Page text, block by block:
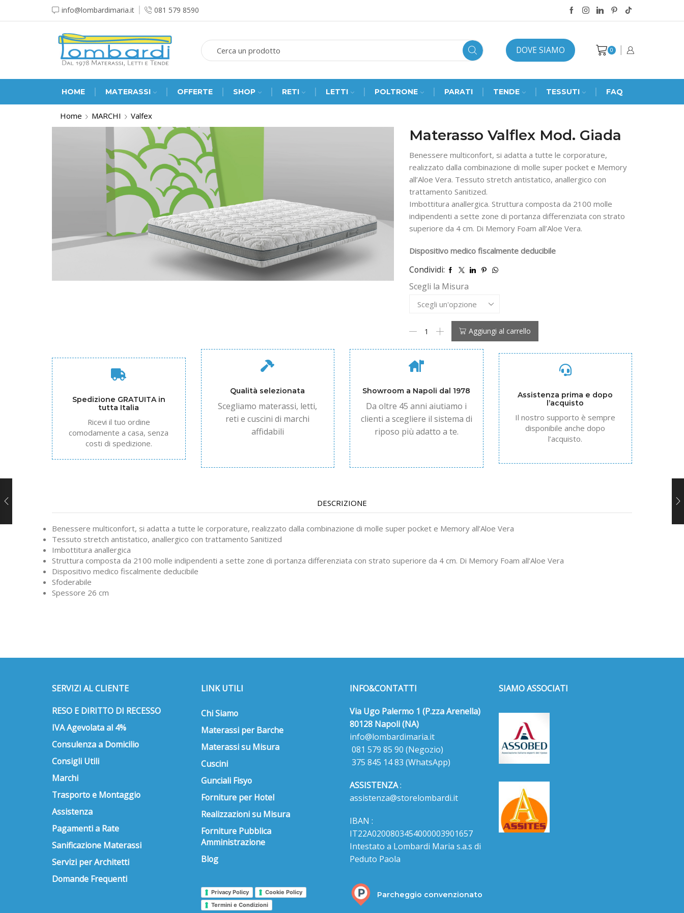
info@lombardimaria.it 081 579 8590
DOVE SIAMO 0
HOME MATERASSI OFFERTE SHOP RETI LETTI POLTRONE PARATI TENDE TESSUTI FAQ
Home MARCHI Valfex
Materasso Valflex Mod. Giada
Benessere multiconfort, si adatta a tutte le corporature,
realizzato dalla combinazione di molle super pocket e Memory
all’Aloe Vera. Tessuto stretch antistatico, anallergico con
trattamento Sanitized.
Imbottitura anallergica. Struttura composta da 2100 molle
indipendenti a sette zone di portanza differenziata con strato
superiore da 4 cm. Di Memory Foam all’Aloe Vera.
Dispositivo medico fiscalmente deducibile
Condividi:
Scegli la Misura
Materasso
Valflex
Mod.
Giada
quantità
Aggiungi al carrello
Spedizione GRATUITA in
tutta Italia
Ricevi il tuo ordine
comodamente a casa, senza
costi di spedizione.
Qualità selezionata
Scegliamo materassi, letti,
reti e cuscini di marchi
affidabili
Showroom a Napoli dal 1978
Da oltre 45 anni aiutiamo i
clienti a scegliere il sistema di
riposo più adatto a te.
Assistenza prima e dopo
l’acquisto
Il nostro supporto è sempre
disponibile anche dopo
l’acquisto.
DESCRIZIONE
Benessere multiconfort, si adatta a tutte le corporature, realizzato dalla combinazione di molle super pocket e Memory all’Aloe Vera
Tessuto stretch antistatico, anallergico con trattamento Sanitized
Imbottitura anallergica
Struttura composta da 2100 molle indipendenti a sette zone di portanza differenziata con strato superiore da 4 cm. Di Memory Foam all’Aloe Vera
Dispositivo medico fiscalmente deducibile
Sfoderabile
Spessore 26 cm
SERVIZI AL CLIENTE
RESO E DIRITTO DI RECESSO
IVA Agevolata al 4%
Consulenza a Domicilio
Consigli Utili
Marchi
Trasporto e Montaggio
Assistenza
Pagamenti a Rate
Sanificazione Materassi
Servizi per Architetti
Domande Frequenti
LINK UTILI
Chi Siamo
Materassi per Barche
Materassi su Misura
Cuscini
Gunciali Fisyo
Forniture per Hotel
Realizzazioni su Misura
Forniture Pubblica
Amministrazione
Blog
Privacy Policy
Cookie Policy
Termini e Condizioni
INFO&CONTATTI
Via Ugo Palermo 1 (P.zza Arenella)
80128 Napoli (NA)
info@lombardimaria.it
081 579 85 90 (Negozio)
375 845 14 83 (WhatsApp)
ASSISTENZA:
assistenza@storelombardi.it
IBAN :
IT22A0200803454000003901657
Intestato a Lombardi Maria s.a.s di
Peduto Paola
Parcheggio convenzionato
SIAMO ASSOCIATI